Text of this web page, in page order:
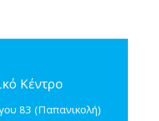
Κέντρο
83 (Παπανικολή)